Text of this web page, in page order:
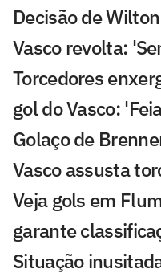
Decisão de
Vasco revolta:
Torcedores
gol do Vasco:
Golaço de
Vasco assusta
Veja gols em
garante
Situação